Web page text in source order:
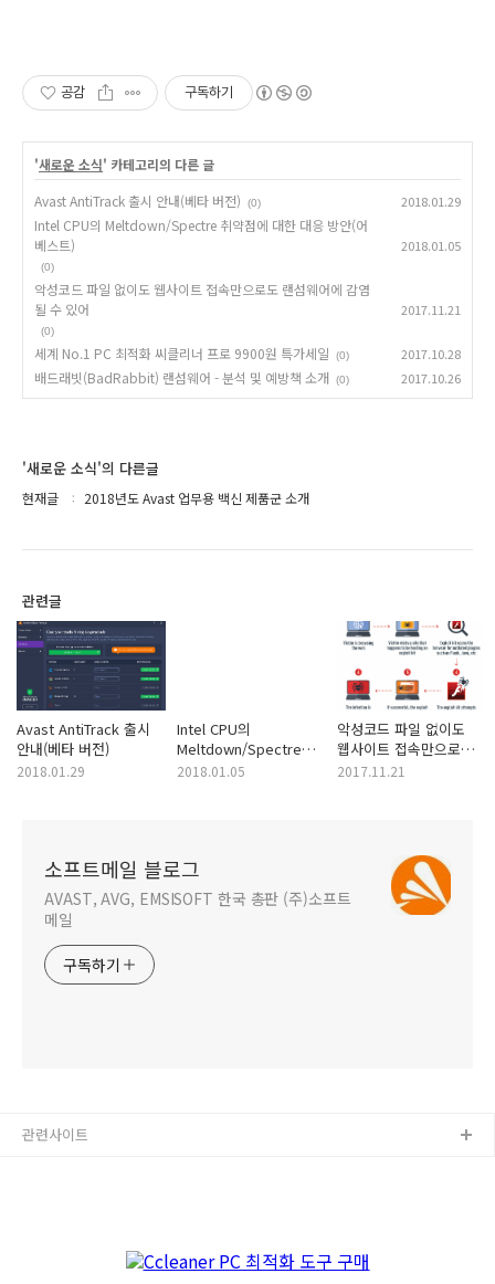
공감 구독하기
'새로운 소식' 카테고리의 다른 글
Avast AntiTrack 출시 안내(베타 버전)
(0) 2018.01.29
Intel CPU의 Meltdown/Spectre 취약점에 대한 대응 방안(어
베스트)
(0)
2018.01.05
악성코드 파일 없이도 웹사이트 접속만으로도 랜섬웨어에 감염
될 수 있어
(0)
2017.11.21
세계 No.1 PC 최적화 씨클리너 프로 9900원 특가세일 (0) 2017.10.28
배드래빗(BadRabbit) 랜섬웨어 - 분석 및 예방책 소개 (0) 2017.10.26
'새로운 소식'의 다른글
현재글 2018년도 Avast 업무용 백신 제품군 소개
관련글
Avast AntiTrack 출시
안내(베타 버전)
2018.01.29
Intel CPU의
Meltdown/Spectre
취약점에 대한 대응 방안
2018.01.05
악성코드 파일 없이도
웹사이트 접속만으로도
랜섬웨어에 감염될 수
2017.11.21
소프트메일 블로그
AVAST, AVG, EMSISOFT 한국 총판 (주)소프트
메일
구독하기
관련사이트